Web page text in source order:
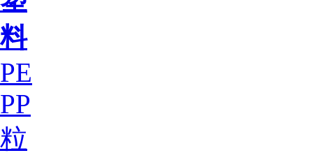
料
PE
PP
粒